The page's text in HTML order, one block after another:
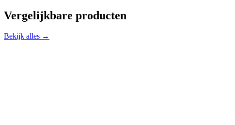
Vergelijkbare producten
Bekijk alles →